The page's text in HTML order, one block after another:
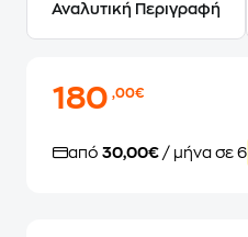
Αναλυτική Περιγραφή
180,00€
από 30,00€ / μήνα σε 6